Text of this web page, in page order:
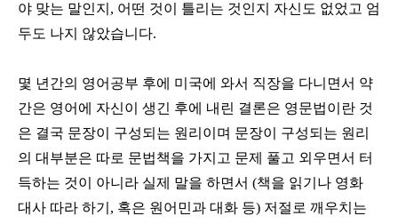
야 맞는 말인지 , 어떤 것이 틀리는 것인지 자신도 없었고 엄
두도 나지 않았습니다.
몇 년간의 영어공부 후에 미국에 와서 직장을 다니면서 약
간은 영어에 자신이 생긴 후에 내린 결론은 영문법이란 것
은 결국 문장이 구성되는 원리이며 문장이 구성되는 원리
의 대부분은 따로 문법책을 가지고 문제 풀고 외우면서 터
득하는 것이 아니라 실제 말을 하면서 (책을 읽기나 영화
대사 따라 하기 , 혹은 원어민과 대화 등) 저절로 깨우치는